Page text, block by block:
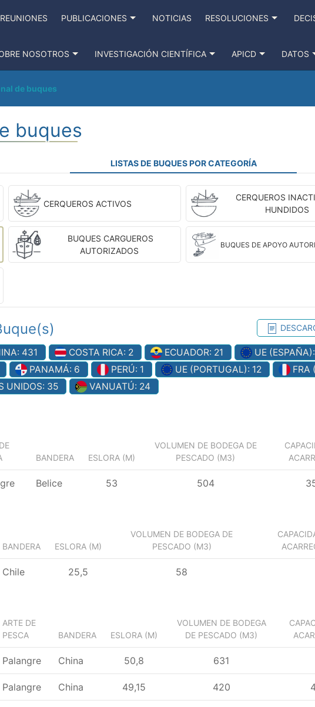
REUNIONES PUBLICACIONES NOTICIAS RESOLUCIONES
NOSOTROS INVESTIGACIÓN CIENTÍFICA APICD DATOS
de buques
buques
LISTAS DE BUQUES POR CATEGORÍA
CERQUEROS ACTIVOS
CERQUEROS
HUNDIDOS
BUQUES CARGUEROS
AUTORIZADOS
BUQUES DE APOYO
431 COSTA RICA: 2 ECUADOR: 21 UE
PANAMÁ: 6 PERÚ: 1 UE (PORTUGAL): 12
FRA
UNIDOS: 35 VANUATÚ: 24
BANDERA ESLORA (M)
VOLUMEN DE BODEGA DE
PESCADO (M3)
Belice 53 504
BANDERA ESLORA (M)
VOLUMEN DE BODEGA DE
PESCADO (M3)
Chile 25,5 58
ARTE DE
PESCA
BANDERA ESLORA (M)
VOLUMEN DE BODEGA
DE PESCADO (M3)
Palangre China 50,8 631
Palangre China 49,15 420